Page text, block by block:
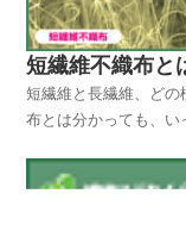
短繊維不織布と
短繊維と長繊維、ど
布とは分かっても、
ば長繊維は切れ目が